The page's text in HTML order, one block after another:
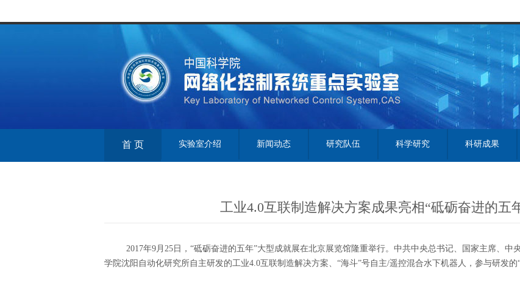
首 页 实验室介绍 新闻动态 研究队伍 科学研究 科研成果
工业4.0互联制造解决方案成果亮相“砥砺奋进的五
2017年9月25日，“砥砺奋进的五年”大型成就展在北京展览馆隆重举行。中共中央总书记、国家主席、中
学院沈阳自动化研究所自主研发的工业4.0互联制造解决方案、“海斗”号自主/遥控混合水下机器人，参与研发的